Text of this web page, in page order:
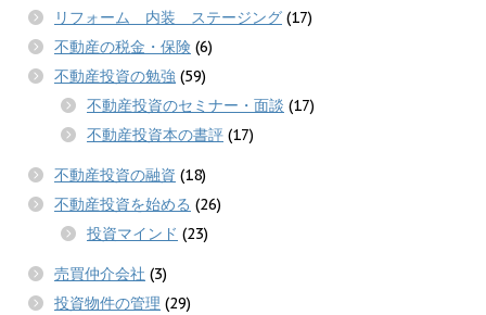
リフォーム 内装 ステージング (17)
不動産の税金・保険 (6)
不動産投資の勉強 (59)
不動産投資のセミナー・面談 (17)
不動産投資本の書評 (17)
不動産投資の融資 (18)
不動産投資を始める (26)
投資マインド (23)
売買仲介会社 (3)
投資物件の管理 (29)